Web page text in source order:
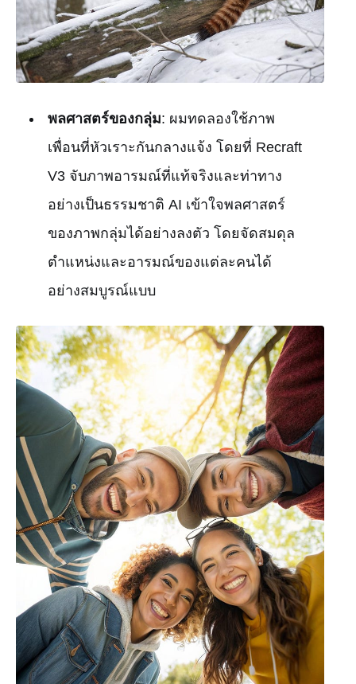
พลศาสตร์ของกลุ่ม: ผมทดลองใช้ภาพ
เพื่อนที่หัวเราะกันกลางแจ้ง โดยที่ Recraft
V3 จับภาพอารมณ์ที่แท้จริงและท่าทาง
อย่างเป็นธรรมชาติ AI เข้าใจพลศาสตร์
ของภาพกลุ่มได้อย่างลงตัว โดยจัดสมดุล
ตำแหน่งและอารมณ์ของแต่ละคนได้
อย่างสมบูรณ์แบบ